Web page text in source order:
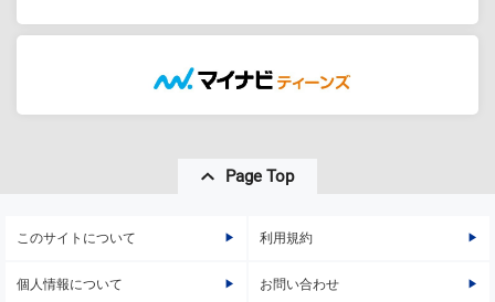
Page Top
このサイトについて 利用規約
個人情報について お問い合わせ